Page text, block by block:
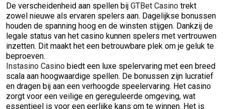
De verscheidenheid aan spellen bij GTBet Casino trekt
zowel nieuwe als ervaren spelers aan. Dagelijkse bonussen
houden de spanning hoog en de winsten stijgen. Dankzij de
legale status van het casino kunnen spelers met vertrouwen
inzetten. Dit maakt het een betrouwbare plek om je geluk te
beproeven.
Instasino Casino biedt een luxe spelervaring met een breed
scala aan hoogwaardige spellen. De bonussen zijn lucratief
en dragen bij aan een verhoogde speelervaring. Het casino
zorgt voor een veilige en gereguleerde omgeving, wat
essentieel is voor een eerlijke kans om te winnen. Het is